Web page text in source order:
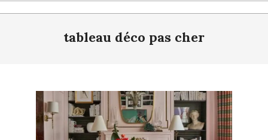
|
DÉCORATION
LIVING
tableau déco pas cher